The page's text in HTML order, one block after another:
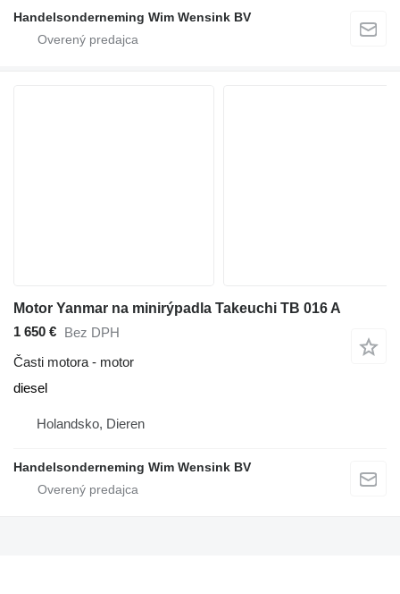
Handelsonderneming Wim Wensink BV
Motor Yanmar na minirýpadla Takeuchi TB 016 A
1 650 € Bez DPH
Časti motora - motor
diesel
Holandsko, Dieren
Handelsonderneming Wim Wensink BV